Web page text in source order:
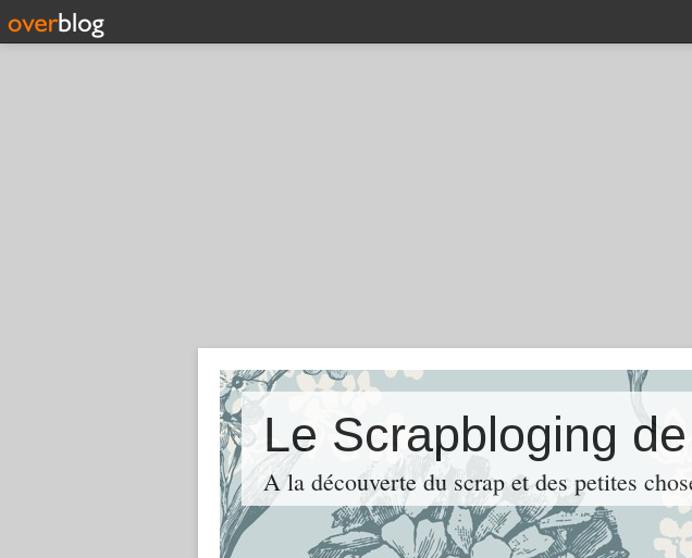
Le Scrapbloging
A la découverte du scrap et des petites